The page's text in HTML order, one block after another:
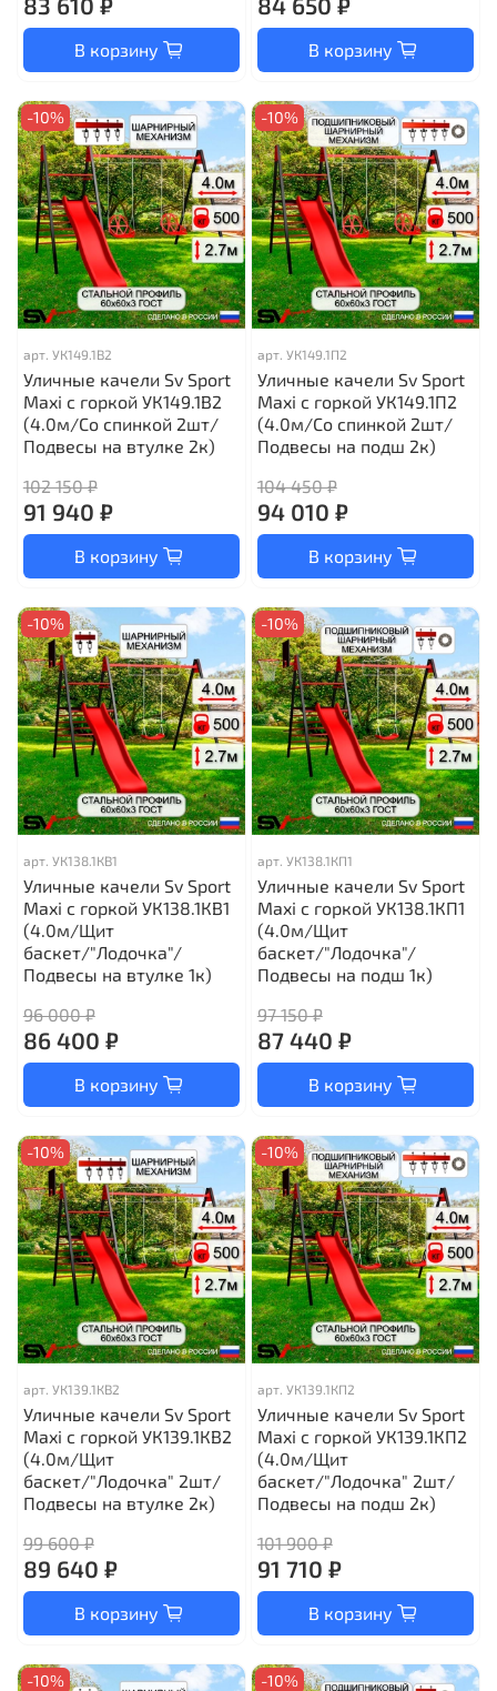
В корзину В корзину
-10%
арт. УК149.1В2
Уличные качели Sv Sport
Maxi с горкой УК149.1В2
(4.0м/Со спинкой 2шт/
Подвесы на втулке 2к)
102 150 ₽
91 940 ₽
В корзину
-10%
арт. УК149.1П2
Уличные качели Sv Sport
Maxi с горкой УК149.1П2
(4.0м/Со спинкой 2шт/
Подвесы на подш 2к)
104 450 ₽
94 010 ₽
В корзину
-10%
арт. УК138.1КВ1
Уличные качели Sv Sport
Maxi с горкой УК138.1КВ1
(4.0м/Щит
баскет/"Лодочка"/
Подвесы на втулке 1к)
96 000 ₽
86 400 ₽
В корзину
-10%
арт. УК138.1КП1
Уличные качели Sv Sport
Maxi с горкой УК138.1КП1
(4.0м/Щит
баскет/"Лодочка"/
Подвесы на подш 1к)
97 150 ₽
87 440 ₽
В корзину
-10%
арт. УК139.1КВ2
Уличные качели Sv Sport
Maxi с горкой УК139.1КВ2
(4.0м/Щит
баскет/"Лодочка" 2шт/
Подвесы на втулке 2к)
99 600 ₽
89 640 ₽
В корзину
-10%
арт. УК139.1КП2
Уличные качели Sv Sport
Maxi с горкой УК139.1КП2
(4.0м/Щит
баскет/"Лодочка" 2шт/
Подвесы на подш 2к)
101 900 ₽
91 710 ₽
В корзину
-10% -10%